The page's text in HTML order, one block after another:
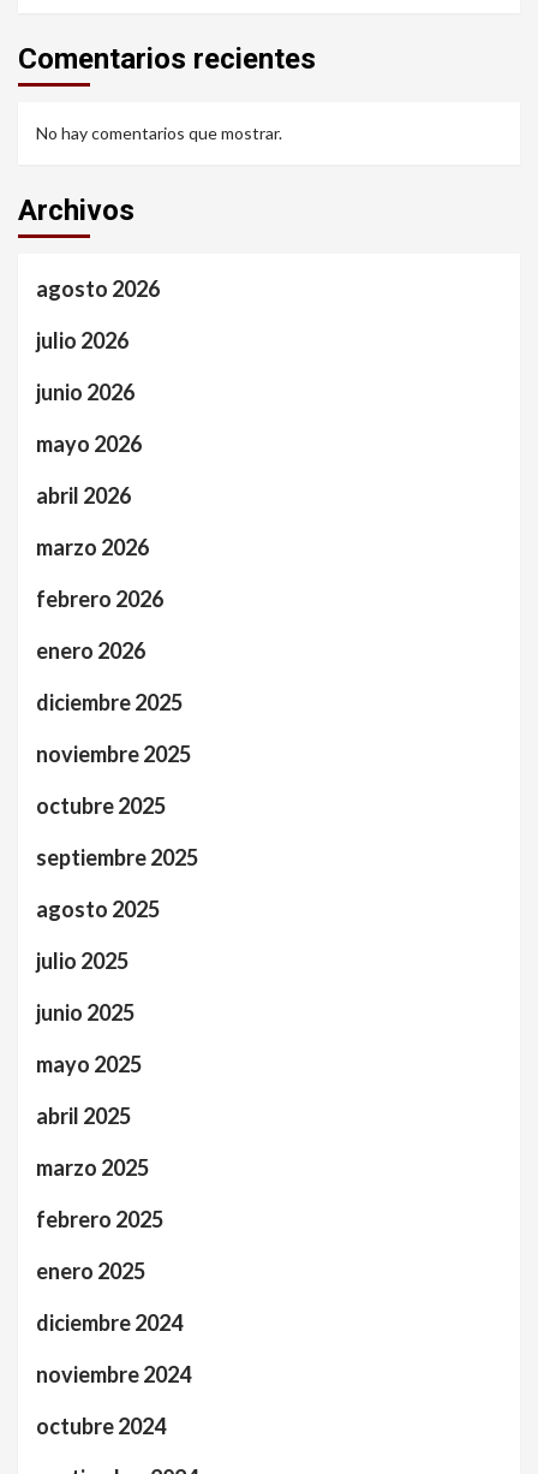
Comentarios recientes
No hay comentarios que mostrar.
Archivos
agosto 2026
julio 2026
junio 2026
mayo 2026
abril 2026
marzo 2026
febrero 2026
enero 2026
diciembre 2025
noviembre 2025
octubre 2025
septiembre 2025
agosto 2025
julio 2025
junio 2025
mayo 2025
abril 2025
marzo 2025
febrero 2025
enero 2025
diciembre 2024
noviembre 2024
octubre 2024